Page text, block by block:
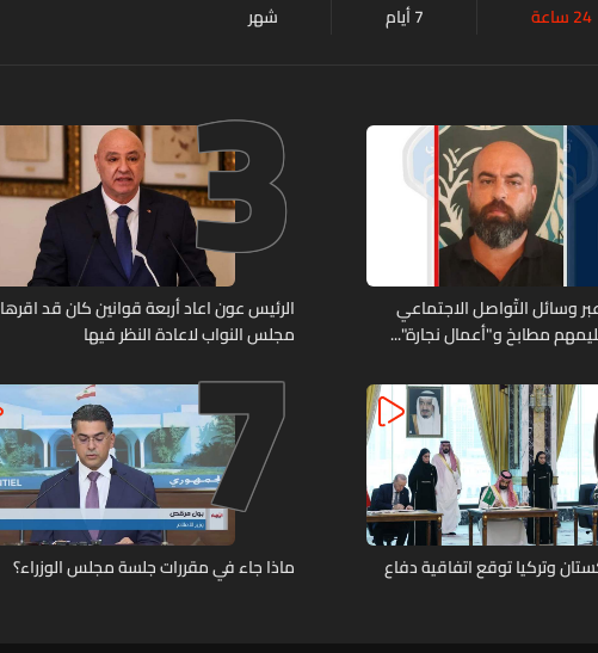
24 ساعة 7 أيام شهر
وسائل التّواصل الاجتماعي
مطابخ و"أعمال نجارة"...
3
الرئيس عون اعاد أربعة قوانين كان قد اقرها
مجلس النواب لاعادة النظر فيها
وتركيا توقع اتفاقية دفاع
7
ماذا جاء في مقررات جلسة مجلس الوزراء؟